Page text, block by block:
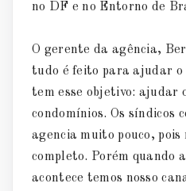
no DF e no Entorno de
O gerente da agência,
tudo é feito para ajudar o
tem esse objetivo: ajudar
condomínios. Os síndicos
agencia muito pouco,
completo. Porém quando
acontece temos nosso